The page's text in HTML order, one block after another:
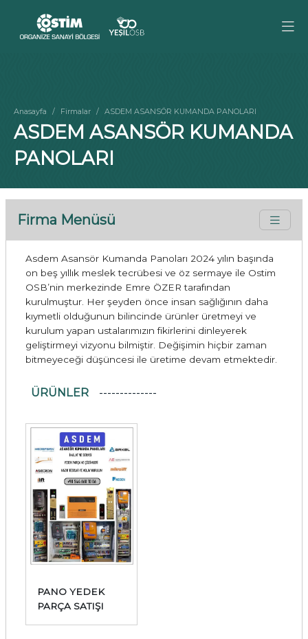
Anasayfa Firmalar ASDEM ASANSÖR KUMANDA PANOLARI
ASDEM ASANSÖR KUMANDA
PANOLARI
Firma Menüsü
Asdem Asansör Kumanda Panoları 2024 yılın başında
on beş yıllık meslek tecrübesi ve öz sermaye ile Ostim
OSB’nin merkezinde Emre ÖZER tarafından
kurulmuştur. Her şeyden önce insan sağlığının daha
kıymetli olduğunun bilincinde ürünler üretmeyi ve
kurulum yapan ustalarımızın fikirlerini dinleyerek
geliştirmeyi vizyonu bilmiştir. Değişimin hiçbir zaman
bitmeyeceği düşüncesi ile üretime devam etmektedir.
ÜRÜNLER
PANO YEDEK
PARÇA SATIŞI